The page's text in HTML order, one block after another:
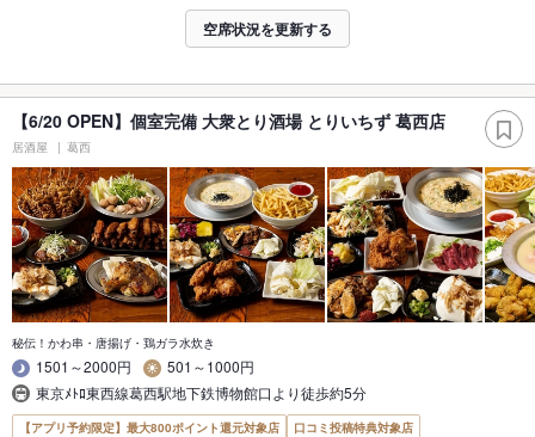
空席状況を更新する
【6/20 OPEN】個室完備 大衆とり酒場 とりいちず 葛西店
居酒屋 葛西
秘伝！かわ串・唐揚げ・鶏ガラ水炊き
1501～2000円
501～1000円
東京ﾒﾄﾛ東西線葛西駅地下鉄博物館口より徒歩約5分
【アプリ予約限定】最大800ポイント還元対象店 口コミ投稿特典対象店